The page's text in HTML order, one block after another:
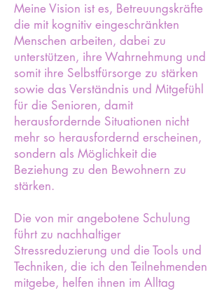
Meine Vision ist es, Betreuungskräfte
die mit kognitiv eingeschränkten
Menschen arbeiten, dabei zu
unterstützen, ihre Wahrnehmung und
somit ihre Selbstfürsorge zu stärken
sowie das Verständnis und Mitgefühl
für die Senioren, damit
herausfordernde Situationen nicht
mehr so herausfordernd erscheinen,
sondern als Möglichkeit die
Beziehung zu den Bewohnern zu
stärken.
Die von mir angebotene Schulung
führt zu nachhaltiger
Stressreduzierung und die Tools und
Techniken, die ich den Teilnehmenden
mitgebe, helfen ihnen im Alltag